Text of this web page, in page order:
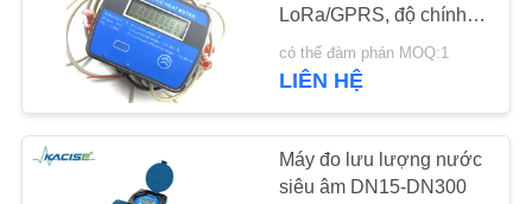
TẤT
Cảm biến biến tần
siêu âm
LoRa/GPRS, độ chính
xác loại 2 và bảo vệ
IP67/IP68 cho mục đích
dân dụng và thương mại
có thể đàm phán MOQ:1
LIÊN HỆ
Máy đo lưu lượng nước
siêu âm DN15-DN300